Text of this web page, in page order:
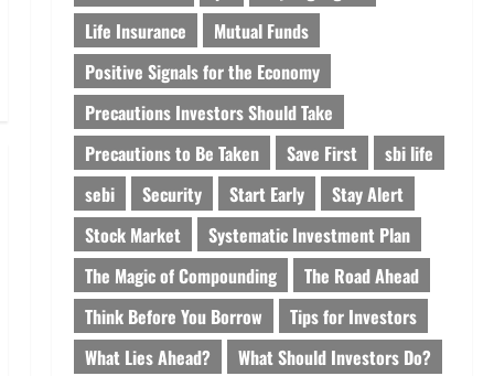
Life Insurance
Mutual Funds
Positive Signals for the Economy
Precautions Investors Should Take
Precautions to Be Taken
Save First
sbi life
sebi
Security Start Early
Stay Alert
Stock Market
Systematic Investment Plan
The Magic of Compounding
The Road Ahead
Think Before You Borrow
Tips for Investors
What Lies Ahead?
What Should Investors Do?